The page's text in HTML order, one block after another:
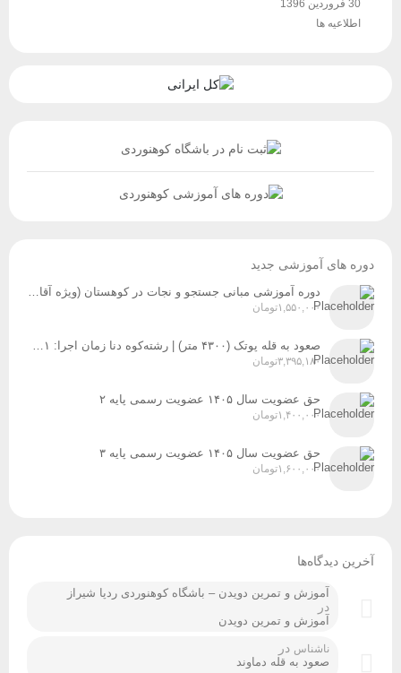
اطلاعیه ها
دوره های آموزشی جدید
دوره آموزشی مبانی جستجو و نجات در کوهستان (ویژه آقایان و بانوان) زمان برگزاری: پنج‌شنبه و جمعه، ۸ و ۹ مردادماه
تومان ۱,۵۵۰,۰۰۰
صعود به قله پوتک (۴۳۰۰ متر) | رشته‌کوه دنا زمان اجرا: ۳۱ تیر، ۱ و ۲ مردادماه ۱۴۰۵
تومان ۳,۳۹۵,۱۸۰
حق عضویت سال ۱۴۰۵ عضویت رسمی پایه ۲
تومان ۱,۴۰۰,۰۰۰
حق عضویت سال ۱۴۰۵ عضویت رسمی پایه ۳
تومان ۱,۶۰۰,۰۰۰
آخرین دیدگاه‌ها
آموزش و تمرین دویدن – باشگاه کوهنوردی ردپا شیراز
آموزش و تمرین دویدن
ناشناسدر
صعود به قله دماوند